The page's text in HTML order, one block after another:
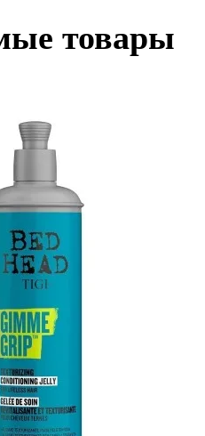
товары